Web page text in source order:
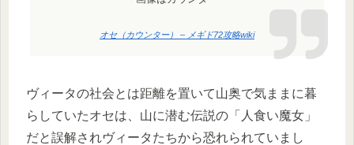
オセ（カウンター） – メギド72攻略wiki
ヴィータの社会とは距離を置いて山奥で気ままに暮
らしていたオセは、山に潜む伝説の「人食い魔女」
だと誤解されヴィータたちから恐れられていまし